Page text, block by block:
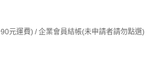
元運費) / 企業會員結帳(未申請者請勿點選)